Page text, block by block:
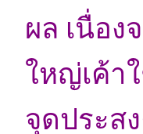
ผล เนื่อ
ใหญ่เค้า
จุดประส